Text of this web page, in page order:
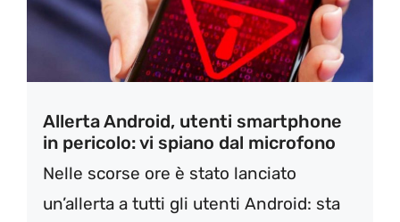
Allerta Android, utenti smartphone
in pericolo: vi spiano dal microfono
Nelle scorse ore è stato lanciato
un’allerta a tutti gli utenti Android: sta